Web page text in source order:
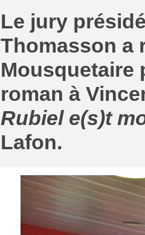
Le jury
Thomasson a
Mousquetaire
roman à
Rubiel e(s)t
Lafon.